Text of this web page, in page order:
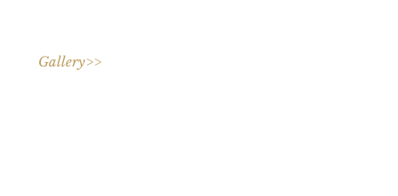
Gallery>>